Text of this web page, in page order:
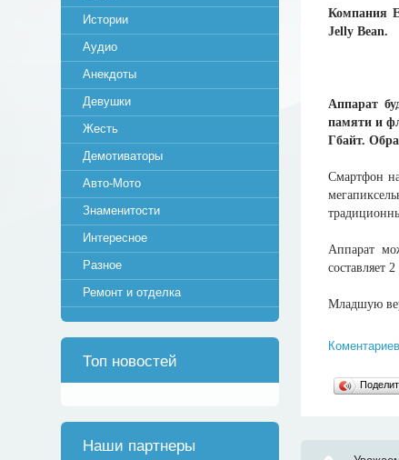
Компания
Jelly Bean.
Аппарат
памяти и
Гбайт.
Смартфон
Аппарат
составляет
Младшую
Истории
Аудио
Анекдоты
Девушки
Жесть
Демотиваторы
Авто-Мото
Знаменитости
Интересное
Разное
Ремонт и отделка
Топ новостей
Наши партнеры